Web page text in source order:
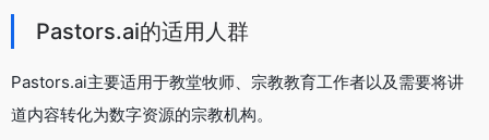
Pastors.ai的适用人群
Pastors.ai主要适用于教堂牧师、宗教教育工作者以及需要将讲
道内容转化为数字资源的宗教机构。